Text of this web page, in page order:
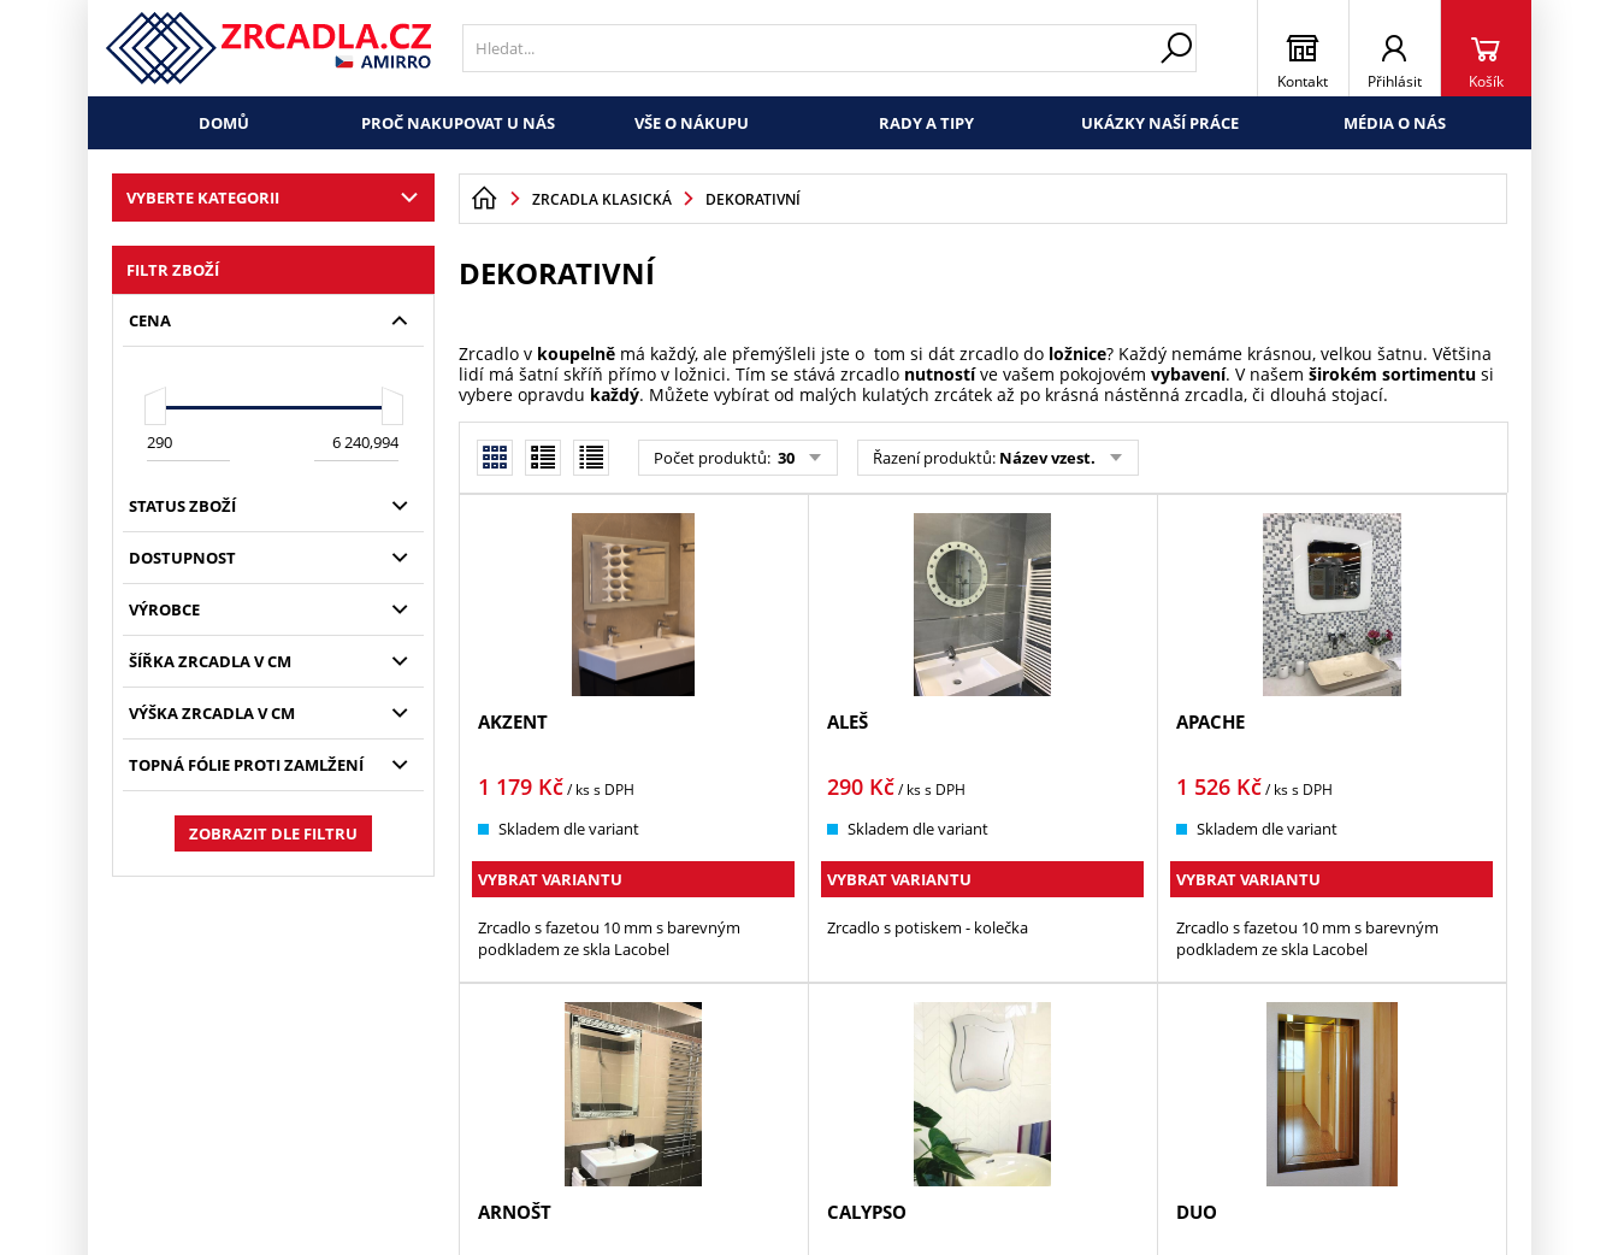
Kontakt Přihlásit Košík
DOMŮ PROČ NAKUPOVAT U NÁS VŠE O NÁKUPU RADY A TIPY UKÁZKY NAŠÍ PRÁCE MÉDIA O NÁS
VYBERTE KATEGORII
FILTR ZBOŽÍ
CENA
STATUS ZBOŽÍ
DOSTUPNOST
VÝROBCE
ŠÍŘKA ZRCADLA V CM
VÝŠKA ZRCADLA V CM
TOPNÁ FÓLIE PROTI ZAMLŽENÍ
ZOBRAZIT DLE FILTRU
ZRCADLA KLASICKÁ DEKORATIVNÍ
DEKORATIVNÍ
Zrcadlo v koupelněmá každý, ale přemýšleli jste o tom si dát zrcadlo do ložnice? Každý nemáme krásnou, velkou šatnu. Většina
lidí má šatní skříň přímo v ložnici. Tím se stává zrcadlo nutnostíve vašem pokojovém vybavení. V našem širokém sortimentusi
vybere opravdu každý. Můžete vybírat od malých kulatých zrcátek až po krásná nástěnná zrcadla, či dlouhá stojací.
Počet produktů: 30 Řazení produktů: Název vzest.
AKZENT
1 179Kč/ kss DPH
Skladem dle variant
VYBRAT VARIANTU
Zrcadlo s fazetou 10 mm s barevným
podkladem ze skla Lacobel
ALEŠ
290Kč/ kss DPH
Skladem dle variant
VYBRAT VARIANTU
Zrcadlo s potiskem - kolečka
APACHE
1 526 Kč/ kss DPH
Skladem dle variant
VYBRAT VARIANTU
Zrcadlo s fazetou 10 mm s barevným
podkladem ze skla Lacobel
ARNOŠT CALYPSO DUO